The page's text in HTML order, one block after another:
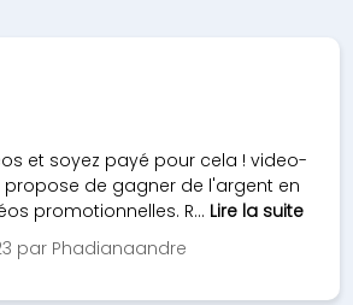
et soyez payé pour cela ! video-
propose de gagner de l'argent en
promotionnelles. R... Lire la suite
par Phadianaandre